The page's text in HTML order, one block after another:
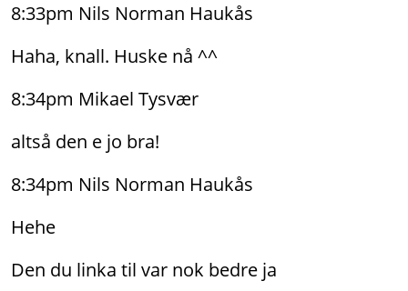
8:33pm Nils Norman Haukås
Haha, knall. Huske nå ^^
8:34pm Mikael Tysvær
altså den e jo bra!
8:34pm Nils Norman Haukås
Hehe
Den du linka til var nok bedre ja